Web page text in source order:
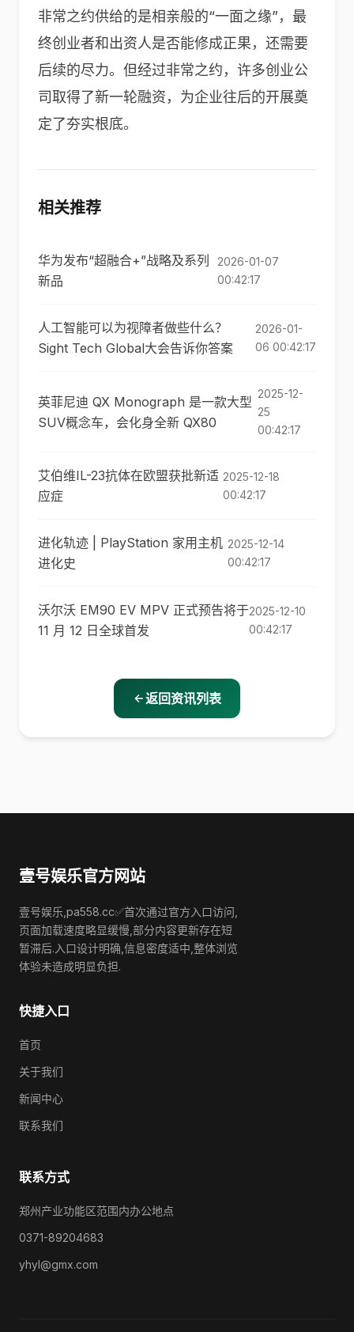
非常之约供给的是相亲般的“一面之缘”，最
终创业者和出资人是否能修成正果，还需要
后续的尽力。但经过非常之约，许多创业公
司取得了新一轮融资，为企业往后的开展奠
定了夯实根底。
相关推荐
华为发布“超融合+”战略及系列
新品
2026-01-07
00:42:17
人工智能可以为视障者做些什么？
Sight Tech Global大会告诉你答案
2026-01-
06 00:42:17
英菲尼迪 QX Monograph 是一款大型
SUV概念车，会化身全新 QX80
2025-12-
25
00:42:17
艾伯维IL-23抗体在欧盟获批新适
应症
2025-12-18
00:42:17
进化轨迹 | PlayStation 家用主机
进化史
2025-12-14
00:42:17
沃尔沃 EM90 EV MPV 正式预告将于
11 月 12 日全球首发
2025-12-10
00:42:17
返回资讯列表
壹号娱乐官方网站
壹号娱乐,pa558.cc✅首次通过官方入口访问,
页面加载速度略显缓慢,部分内容更新存在短
暂滞后.入口设计明确,信息密度适中,整体浏览
体验未造成明显负担.
快捷入口
首页
关于我们
新闻中心
联系我们
联系方式
郑州产业功能区范围内办公地点
0371-89204683
yhyl@gmx.com